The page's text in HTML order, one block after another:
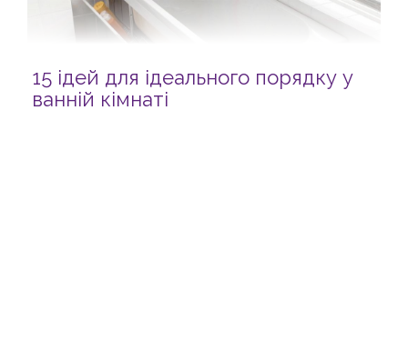
15 ідей для ідеального порядку у
ванній кімнаті